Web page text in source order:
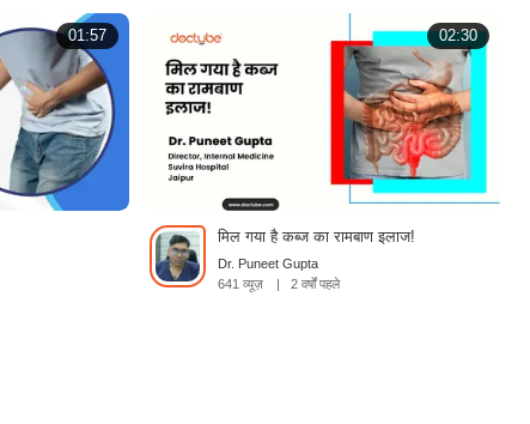
01:57 02:30
मिल गया है कब्ज का रामबाण इलाज!
Dr. Puneet Gupta
641 व्यूज़
2 वर्षों पहले